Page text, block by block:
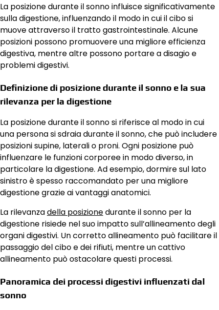
La posizione durante il sonno influisce significativamente
sulla digestione, influenzando il modo in cui il cibo si
muove attraverso il tratto gastrointestinale. Alcune
posizioni possono promuovere una migliore efficienza
digestiva, mentre altre possono portare a disagio e
problemi digestivi.
Definizione di posizione durante il sonno e la sua
rilevanza per la digestione
La posizione durante il sonno si riferisce al modo in cui
una persona si sdraia durante il sonno, che può includere
posizioni supine, laterali o proni. Ogni posizione può
influenzare le funzioni corporee in modo diverso, in
particolare la digestione. Ad esempio, dormire sul lato
sinistro è spesso raccomandato per una migliore
digestione grazie ai vantaggi anatomici.
La rilevanzadella posizionedurante il sonno per la
digestione risiede nel suo impatto sull’allineamento degli
organi digestivi. Un corretto allineamento può facilitare il
passaggio del cibo e dei rifiuti, mentre un cattivo
allineamento può ostacolare questi processi.
Panoramica dei processi digestivi influenzati dal
sonno